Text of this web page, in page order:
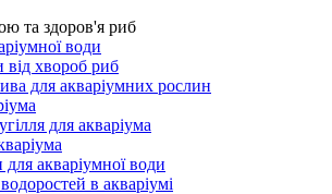
та здоров'я риб
води
від хвороб риб
для акваріумних рослин
для акваріума
акваріумної води
в акваріумі